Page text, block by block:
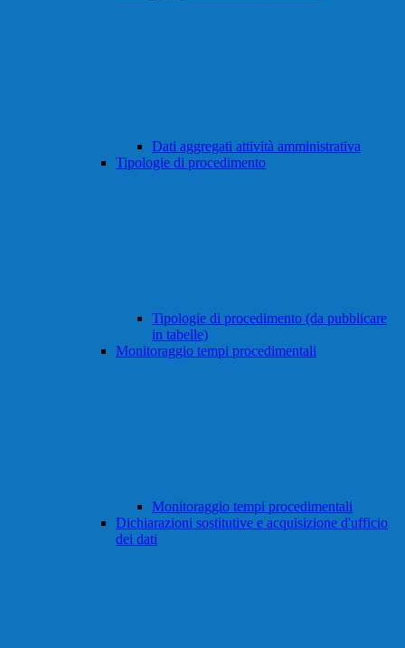
Dati aggregati attività amministrativa
Tipologie di procedimento
Tipologie di procedimento (da pubblicare
in tabelle)
Monitoraggio tempi procedimentali
Monitoraggio tempi procedimentali
Dichiarazioni sostitutive e acquisizione d'ufficio
dei dati